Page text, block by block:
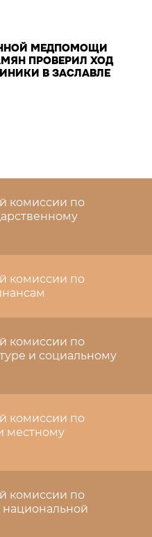
МЕДПОМОЩИ
ПРОВЕРИЛ ХОД
В ЗАСЛАВЛЕ
комиссии по
комиссии по
комиссии по
и социальному
комиссии по
местному
комиссии по